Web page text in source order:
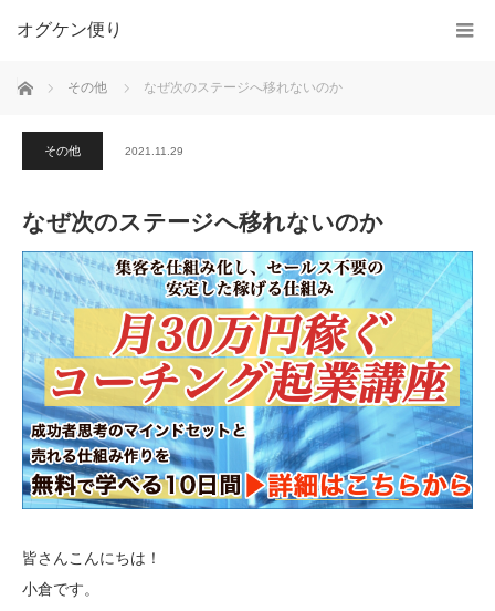
オグケン便り
ホーム その他 なぜ次のステージへ移れないのか
その他 2021.11.29
なぜ次のステージへ移れないのか
皆さんこんにちは！
小倉です。